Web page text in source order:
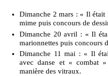
Dimanche 2 mars : « Il
mime puis concours de
Dimanche 20 avril : « Il
marionnettes puis concours
Dimanche 11 mai : « Il
avec danse et « combat
manière des vitraux.